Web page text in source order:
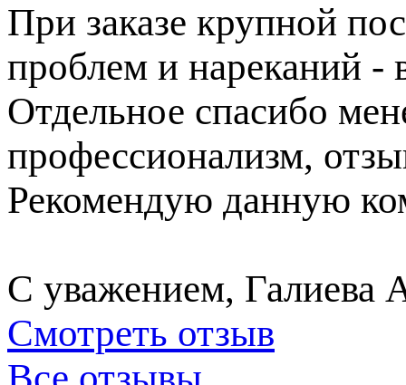
При заказе крупной
проблем и нареканий -
Отдельное спасибо
профессионализм,
Рекомендую данную
С уважением, Галиева
Смотреть отзыв